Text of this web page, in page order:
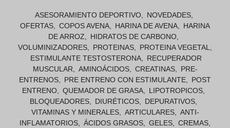
ASESORAMIENTO DEPORTIVO
NOVEDADES
OFERTAS
COPOS AVENA HARINA DE AVENA
HARINA
DE ARROZ
HIDRATOS DE CARBONO
VOLUMINIZADORES
PROTEINAS
PROTEINA VEGETAL
ESTIMULANTE TESTOSTERONA
RECUPERADOR
MUSCULAR
AMINOÁCIDOS CREATINAS
PRE-
ENTRENOS
PRE ENTRENO CON ESTIMULANTE
POST
ENTRENO
QUEMADOR DE GRASA
LIPOTROPICOS
BLOQUEADORES
DIURÉTICOS
DEPURATIVOS
VITAMINAS Y MINERALES
ARTICULARES
ANTI-
INFLAMATORIOS
ÁCIDOS GRASOS GELES
CREMAS